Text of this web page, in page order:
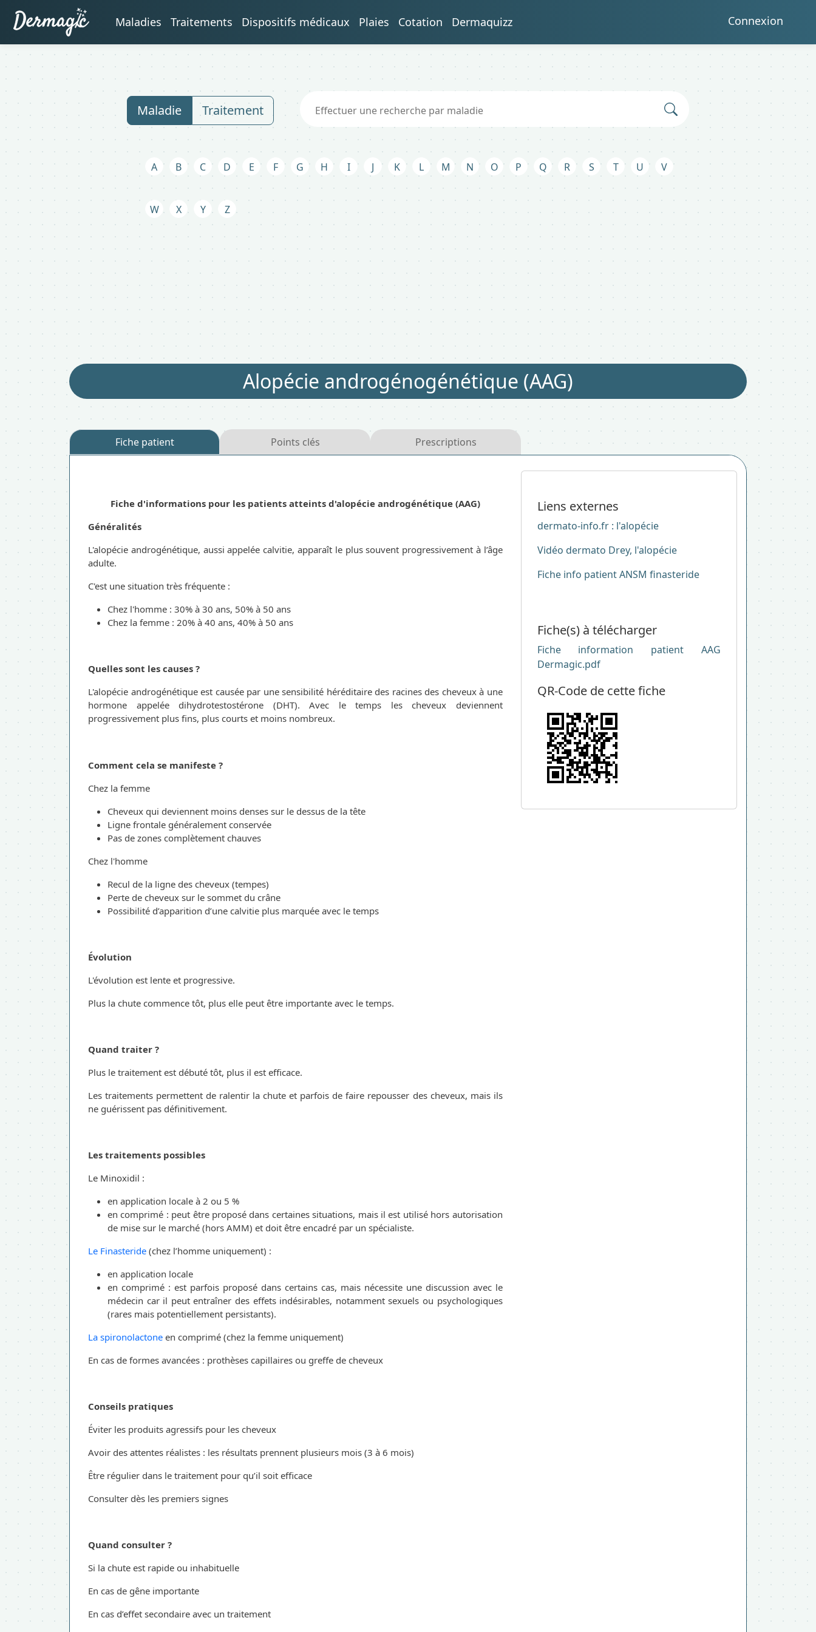
Maladies Traitements Dispositifs médicaux Plaies Cotation Dermaquizz Connexion
Maladie Traitement
A B C D E F G H I J K L M N O P Q R S T U V
W X Y Z
Alopécie androgénogénétique (AAG)
Fiche patient Points clés Prescriptions
Fiche d'informations pour les patients atteints d'alopécie androgénétique (AAG)
Généralités
L'alopécie androgénétique, aussi appelée calvitie, apparaît le plus souvent progressivement à l’âge
adulte.
C'est une situation très fréquente :
Chez l'homme : 30% à 30 ans, 50% à 50 ans
Chez la femme : 20% à 40 ans, 40% à 50 ans
Quelles sont les causes ?
L'alopécie androgénétique est causée par une sensibilité héréditaire des racines des cheveux à une
hormone appelée dihydrotestostérone (DHT). Avec le temps les cheveux deviennent
progressivement plus fins, plus courts et moins nombreux.
Comment cela se manifeste ?
Chez la femme
Cheveux qui deviennent moins denses sur le dessus de la tête
Ligne frontale généralement conservée
Pas de zones complètement chauves
Chez l'homme
Recul de la ligne des cheveux (tempes)
Perte de cheveux sur le sommet du crâne
Possibilité d’apparition d’une calvitie plus marquée avec le temps
Évolution
L'évolution est lente et progressive.
Plus la chute commence tôt, plus elle peut être importante avec le temps.
Quand traiter ?
Plus le traitement est débuté tôt, plus il est efficace.
Les traitements permettent de ralentir la chute et parfois de faire repousser des cheveux, mais ils
ne guérissent pas définitivement.
Les traitements possibles
Le Minoxidil :
en application locale à 2 ou 5 %
en comprimé : peut être proposé dans certaines situations, mais il est utilisé hors autorisation
de mise sur le marché (hors AMM) et doit être encadré par un spécialiste.
Le Finasteride (chez l’homme uniquement) :
en application locale
en comprimé : est parfois proposé dans certains cas, mais nécessite une discussion avec le
médecin car il peut entraîner des effets indésirables, notamment sexuels ou psychologiques
(rares mais potentiellement persistants).
La spironolactone en comprimé (chez la femme uniquement)
En cas de formes avancées : prothèses capillaires ou greffe de cheveux
Conseils pratiques
Éviter les produits agressifs pour les cheveux
Avoir des attentes réalistes : les résultats prennent plusieurs mois (3 à 6 mois)
Être régulier dans le traitement pour qu’il soit efficace
Consulter dès les premiers signes
Quand consulter ?
Si la chute est rapide ou inhabituelle
En cas de gêne importante
En cas d’effet secondaire avec un traitement
Liens externes
dermato-info.fr : l'alopécie
Vidéo dermato Drey, l'alopécie
Fiche info patient ANSM finasteride
Fiche(s) à télécharger
Fiche information patient AAG
Dermagic.pdf
QR-Code de cette fiche